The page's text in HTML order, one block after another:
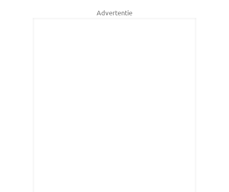
Advertentie